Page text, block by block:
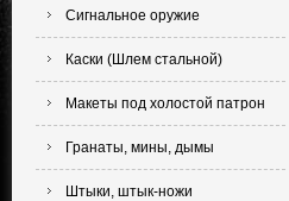
Сигнальное оружие
Каски (Шлем стальной)
Макеты под холостой патрон
Гранаты, мины, дымы
Штыки, штык-ножи